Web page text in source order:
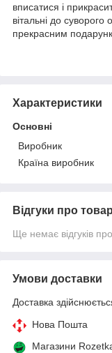
вписатися і
вітальні до
прекрасним
Характеристики
Основні
Виробник
Країна виробник
Відгуки про товар
Ще немає відгуків
Умови доставки
Доставка
Нова Пошта
Магазини